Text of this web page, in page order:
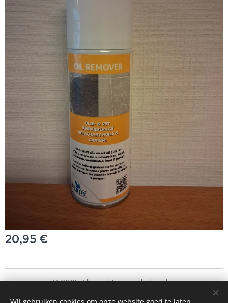
20,95 €
© 2025 Alle rechten voorbehouden
Schoonmaakbedrijf Frando Bv